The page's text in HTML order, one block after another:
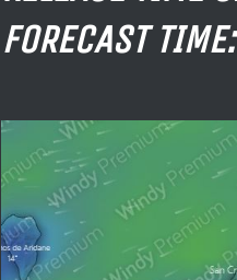
FORECAST